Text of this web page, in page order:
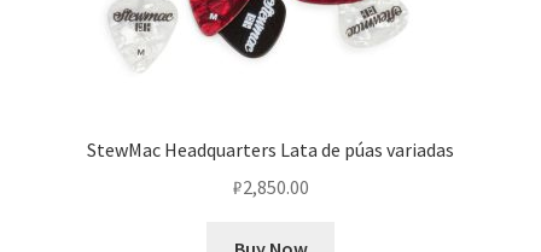
StewMac Headquarters Lata de púas variadas
₽2,850.00